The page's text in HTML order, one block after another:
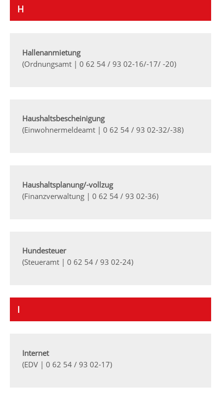
H
Hallenanmietung
(Ordnungsamt | 0 62 54 / 93 02-16/-17/ -20)
Haushaltsbescheinigung
(Einwohnermeldeamt | 0 62 54 / 93 02-32/-38)
Haushaltsplanung/-vollzug
(Finanzverwaltung | 0 62 54 / 93 02-36)
Hundesteuer
(Steueramt | 0 62 54 / 93 02-24)
I
Internet
(EDV | 0 62 54 / 93 02-17)